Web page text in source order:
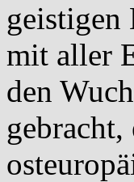
geistigen
mit aller
den